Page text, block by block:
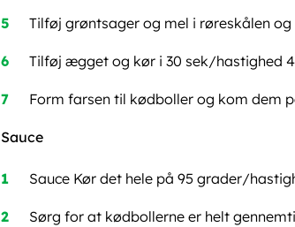
Tilføj grøntsager og mel i røreskålen
Tilføj ægget og kør i 30 sek/hastighed
Form farsen til kødboller og kom dem
Sauce
Sauce Kør det hele på 95 grader/
Sørg for at kødbollerne er helt